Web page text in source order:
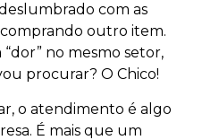
com as
outro item.
no mesmo setor,
procurar? O Chico!
o atendimento é algo
É mais que um